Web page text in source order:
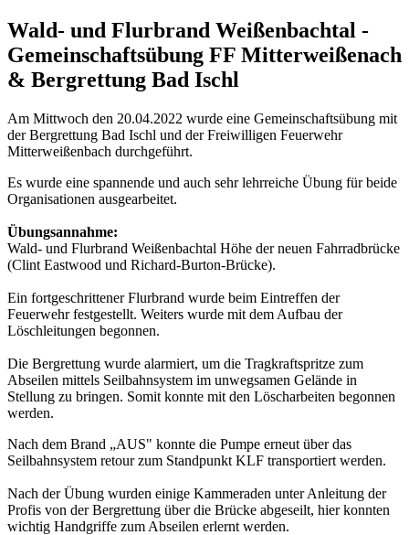
Wald- und Flurbrand Weißenbachtal -
Gemeinschaftsübung FF Mitterweißenach
& Bergrettung Bad Ischl
Am Mittwoch den 20.04.2022 wurde eine Gemeinschaftsübung mit
der Bergrettung Bad Ischl und der Freiwilligen Feuerwehr
Mitterweißenbach durchgeführt.
Es wurde eine spannende und auch sehr lehrreiche Übung für beide
Organisationen ausgearbeitet.
Übungsannahme:
Wald- und Flurbrand Weißenbachtal Höhe der neuen Fahrradbrücke
(Clint Eastwood und Richard-Burton-Brücke).
Ein fortgeschrittener Flurbrand wurde beim Eintreffen der
Feuerwehr festgestellt. Weiters wurde mit dem Aufbau der
Löschleitungen begonnen.
Die Bergrettung wurde alarmiert, um die Tragkraftspritze zum
Abseilen mittels Seilbahnsystem im unwegsamen Gelände in
Stellung zu bringen. Somit konnte mit den Löscharbeiten begonnen
werden.
Nach dem Brand „AUS" konnte die Pumpe erneut über das
Seilbahnsystem retour zum Standpunkt KLF transportiert werden.
Nach der Übung wurden einige Kammeraden unter Anleitung der
Profis von der Bergrettung über die Brücke abgeseilt, hier konnten
wichtig Handgriffe zum Abseilen erlernt werden.